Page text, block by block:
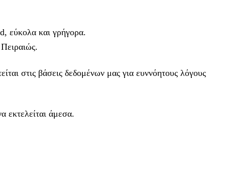
εύκολα και γρήγορα.
στις βάσεις δεδομένων μας για ευννόητους λόγους
εκτελείται άμεσα.